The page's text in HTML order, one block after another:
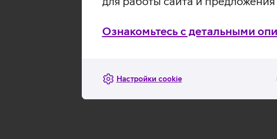
Ознакомьтесь с детальными
Настройки cookie